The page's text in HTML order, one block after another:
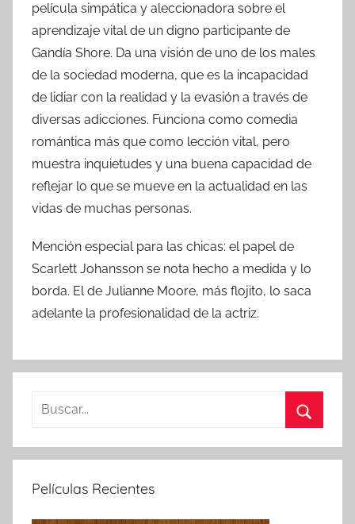
película simpática y aleccionadora sobre el
aprendizaje vital de un digno participante de
Gandía Shore. Da una visión de uno de los males
de la sociedad moderna, que es la incapacidad
de lidiar con la realidad y la evasión a través de
diversas adicciones. Funciona como comedia
romántica más que como lección vital, pero
muestra inquietudes y una buena capacidad de
reflejar lo que se mueve en la actualidad en las
vidas de muchas personas.
Mención especial para las chicas: el papel de
Scarlett Johansson se nota hecho a medida y lo
borda. El de Julianne Moore, más flojito, lo saca
adelante la profesionalidad de la actriz.
s
a
u
Películas Recientes